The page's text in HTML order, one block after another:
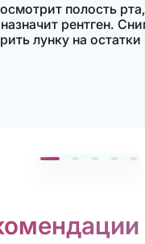
полость
рентген.
лунку на